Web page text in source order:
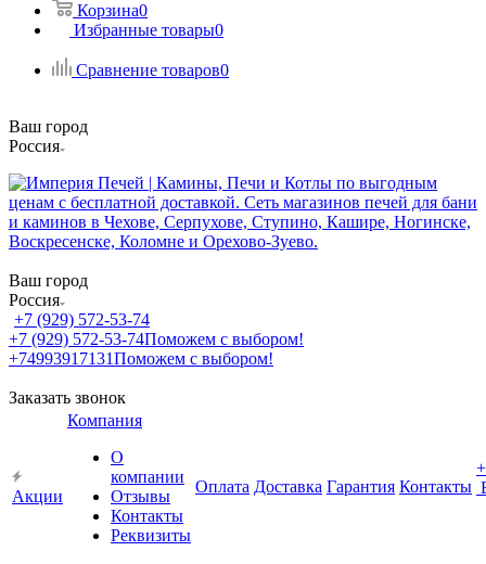
Корзина0
Избранные товары0
Сравнение товаров0
Ваш город
Россия
Ваш город
Россия
+7 (929) 572-53-74
+7 (929) 572-53-74Поможем с выбором!
+74993917131Поможем с выбором!
Заказать звонок
Акции
Компания
О
компании
Отзывы
Контакты
Реквизиты
Оплата Доставка Гарантия Контакты
+